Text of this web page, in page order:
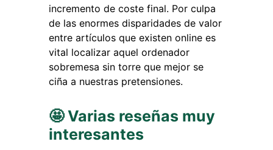
incremento de coste final. Por culpa
de las enormes disparidades de valor
entre artículos que existen online es
vital localizar aquel ordenador
sobremesa sin torre que mejor se
ciña a nuestras pretensiones.
🤩 Varias reseñas muy
interesantes